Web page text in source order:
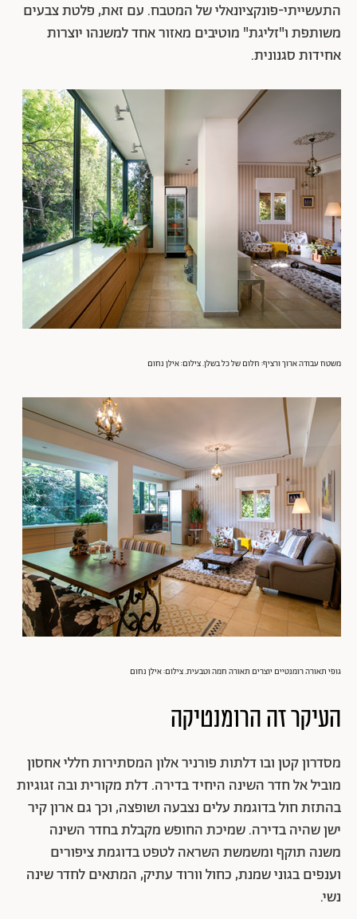
התעשייתי-פונקציונאלי של המטבח. עם זאת, פלטת צבעים
משותפת ו"זליגת" מוטיבים מאזור אחד למשנהו יוצרות
אחידות סגנונית.
משטח עבודה ארוך ורציף: חלום של כל בשלן. צילום: אילן נחום
גופי תאורה רומנטיים יוצרים תאורה חמה וטבעית. צילום: אילן נחום
העיקר זה הרומנטיקה
מסדרון קטן ובו דלתות פורניר אלון המסתירות חללי אחסון
מוביל אל חדר השינה היחיד בדירה. דלת מקורית ובה זגוגיות
בהתזת חול בדוגמת עלים נצבעה ושופצה, וכך גם ארון קיר
ישן שהיה בדירה. שמיכת החופש מקבלת בחדר השינה
משנה תוקף ומשמשת השראה לטפט בדוגמת ציפורים
וענפים בגוני שמנת, כחול וורוד עתיק, המתאים לחדר שינה
נשי.